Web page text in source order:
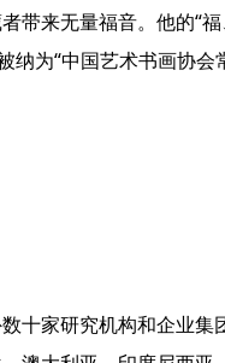
来无量福音。他的“福
纳为“中国艺术书画协会
十家研究机构和企业集